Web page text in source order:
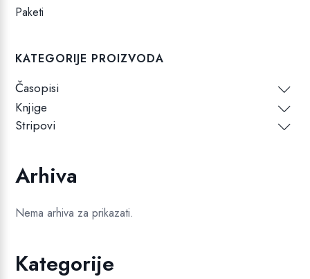
Paketi
KATEGORIJE PROIZVODA
Časopisi
Knjige
Stripovi
Arhiva
Nema arhiva za prikazati.
Kategorije